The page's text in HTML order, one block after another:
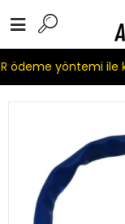
ödeme yöntemi ile